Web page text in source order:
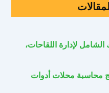
الشامل لإدارة اللقاحات،
محاسبة محلات أدوات